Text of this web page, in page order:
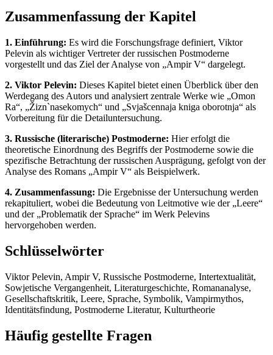
Zusammenfassung der Kapitel
1. Einführung: Es wird die Forschungsfrage definiert, Viktor
Pelevin als wichtiger Vertreter der russischen Postmoderne
vorgestellt und das Ziel der Analyse von „Ampir V“ dargelegt.
2. Viktor Pelevin: Dieses Kapitel bietet einen Überblick über den
Werdegang des Autors und analysiert zentrale Werke wie „Omon
Ra“, „Žizn`nasekomych“ und „Svjašcennaja kniga oborotnja“ als
Vorbereitung für die Detailuntersuchung.
3. Russische (literarische) Postmoderne: Hier erfolgt die
theoretische Einordnung des Begriffs der Postmoderne sowie die
spezifische Betrachtung der russischen Ausprägung, gefolgt von der
Analyse des Romans „Ampir V“ als Beispielwerk.
4. Zusammenfassung: Die Ergebnisse der Untersuchung werden
rekapituliert, wobei die Bedeutung von Leitmotive wie der „Leere“
und der „Problematik der Sprache“ im Werk Pelevins
hervorgehoben werden.
Schlüsselwörter
Viktor Pelevin, Ampir V, Russische Postmoderne, Intertextualität,
Sowjetische Vergangenheit, Literaturgeschichte, Romananalyse,
Gesellschaftskritik, Leere, Sprache, Symbolik, Vampirmythos,
Identitätsfindung, Postmoderne Literatur, Kulturtheorie
Häufig gestellte Fragen